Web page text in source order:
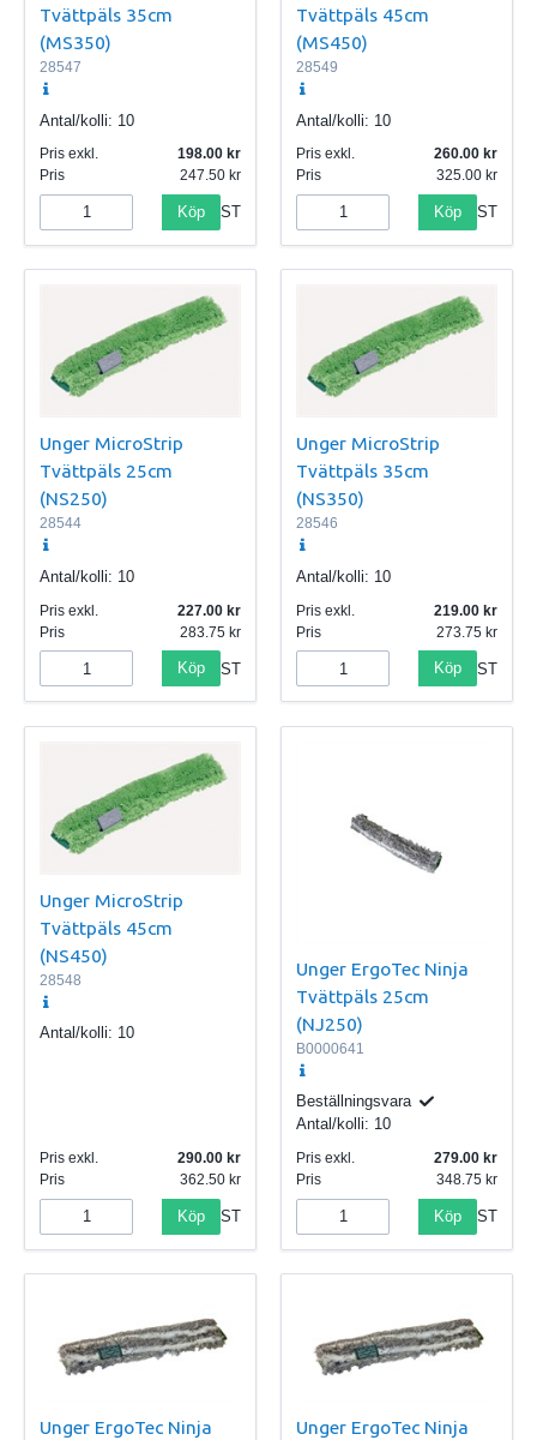
Tvättpäls 35cm
(MS350)
28547
Antal/kolli: 10
Pris exkl.
198.00
Pris
247.50
Köp ST
Tvättpäls 45cm
(MS450)
28549
Antal/kolli: 10
Pris exkl.
260.00
Pris
325.00
Köp ST
Unger MicroStrip
Tvättpäls 25cm
(NS250)
28544
Antal/kolli: 10
Pris exkl.
227.00
Pris
283.75
Köp ST
Unger MicroStrip
Tvättpäls 35cm
(NS350)
28546
Antal/kolli: 10
Pris exkl.
219.00
Pris
273.75
Köp ST
Unger MicroStrip
Tvättpäls 45cm
(NS450)
28548
Antal/kolli: 10
Pris exkl.
290.00
Pris
362.50
Köp ST
Unger ErgoTec Ninja
Tvättpäls 25cm
(NJ250)
B0000641
Beställningsvara
Antal/kolli: 10
Pris exkl.
279.00
Pris
348.75
Köp ST
Unger ErgoTec Ninja
Unger ErgoTec Ninja